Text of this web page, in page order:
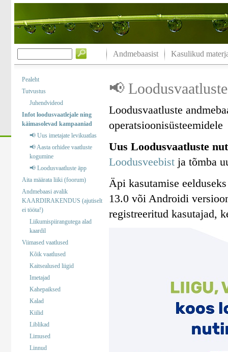
Andmebaasist Kasulikud
Pealeht
Tutvustus
Juhendvideod
Infot loodusvaatlejale ning
käimasolevad kampaaniad
📢 Uus imetajate levikuatlas
📢 Aasta orhidee vaatluste
kogumine
📢 Loodusvaatluste äpp
Aita määrata liiki (foorum)
Andmebaasi avalik
KAARDIRAKENDUS (ajutiselt
ei tööta!)
Liikumispiirangutega alad
kaardil
Viimased vaatlused
Kõik vaatlused
Kaitsealused liigid
Imetajad
Kahepaiksed
Kalad
Kiilid
Liblikad
Limused
Linnud
📢
Loodusvaatluste
operatsioonisüsteemidele
Uus Loodusvaatluste
Loodusveebistja tõmba
Äpi kasutamise
13.0 või Androidi
registreeritud kasutajad,